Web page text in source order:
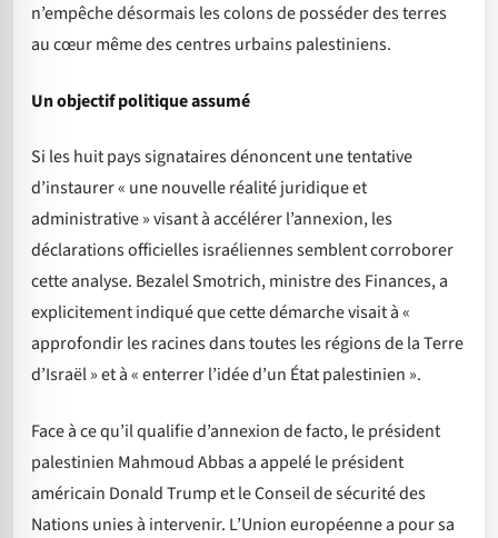
n’empêche désormais les colons de posséder des terres
au cœur même des centres urbains palestiniens.
Un objectif politique assumé
Si les huit pays signataires dénoncent une tentative
d’instaurer « une nouvelle réalité juridique et
administrative » visant à accélérer l’annexion, les
déclarations officielles israéliennes semblent corroborer
cette analyse. Bezalel Smotrich, ministre des Finances, a
explicitement indiqué que cette démarche visait à «
approfondir les racines dans toutes les régions de la Terre
d’Israël » et à « enterrer l’idée d’un État palestinien ».
Face à ce qu’il qualifie d’annexion de facto, le président
palestinien Mahmoud Abbas a appelé le président
américain Donald Trump et le Conseil de sécurité des
Nations unies à intervenir. L’Union européenne a pour sa